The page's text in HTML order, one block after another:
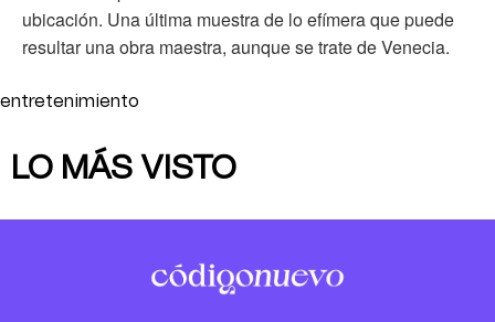
ubicación. Una última muestra de lo efímera que puede
resultar una obra maestra, aunque se trate de Venecia.
entretenimiento
LO MÁS VISTO